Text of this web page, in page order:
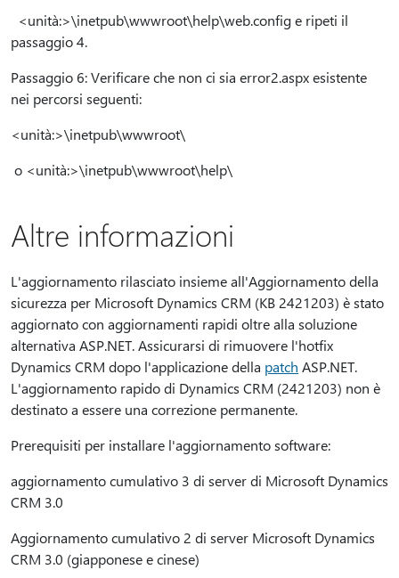
<unità:>\inetpub\wwwroot\help\web.config e ripeti il
passaggio 4.
Passaggio 6: Verificare che non ci sia error2.aspx esistente
nei percorsi seguenti:
<unità:>\inetpub\wwwroot\
o <unità:>\inetpub\wwwroot\help\
Altre informazioni
L'aggiornamento rilasciato insieme all'Aggiornamento della
sicurezza per Microsoft Dynamics CRM (KB 2421203) è stato
aggiornato con aggiornamenti rapidi oltre alla soluzione
alternativa ASP.NET. Assicurarsi di rimuovere l'hotfix
Dynamics CRM dopo l'applicazione della patch ASP.NET.
L'aggiornamento rapido di Dynamics CRM (2421203) non è
destinato a essere una correzione permanente.
Prerequisiti per installare l'aggiornamento software:
aggiornamento cumulativo 3 di server di Microsoft Dynamics
CRM 3.0
Aggiornamento cumulativo 2 di server Microsoft Dynamics
CRM 3.0 (giapponese e cinese)